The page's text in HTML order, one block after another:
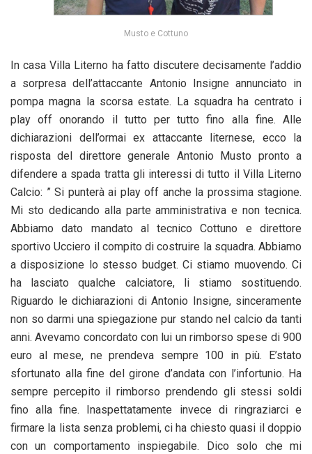
Musto e Cottuno
In casa Villa Literno ha fatto discutere decisamente l’addio
a sorpresa dell’attaccante Antonio Insigne annunciato in
pompa magna la scorsa estate. La squadra ha centrato i
play off onorando il tutto per tutto fino alla fine. Alle
dichiarazioni dell’ormai ex attaccante liternese, ecco la
risposta del direttore generale Antonio Musto pronto a
difendere a spada tratta gli interessi di tutto il Villa Literno
Calcio: ” Si punterà ai play off anche la prossima stagione.
Mi sto dedicando alla parte amministrativa e non tecnica.
Abbiamo dato mandato al tecnico Cottuno e direttore
sportivo Ucciero il compito di costruire la squadra. Abbiamo
a disposizione lo stesso budget. Ci stiamo muovendo. Ci
ha lasciato qualche calciatore, li stiamo sostituendo.
Riguardo le dichiarazioni di Antonio Insigne, sinceramente
non so darmi una spiegazione pur stando nel calcio da tanti
anni. Avevamo concordato con lui un rimborso spese di 900
euro al mese, ne prendeva sempre 100 in più. E’stato
sfortunato alla fine del girone d’andata con l’infortunio. Ha
sempre percepito il rimborso prendendo gli stessi soldi
fino alla fine. Inaspettatamente invece di ringraziarci e
firmare la lista senza problemi, ci ha chiesto quasi il doppio
con un comportamento inspiegabile. Dico solo che mi